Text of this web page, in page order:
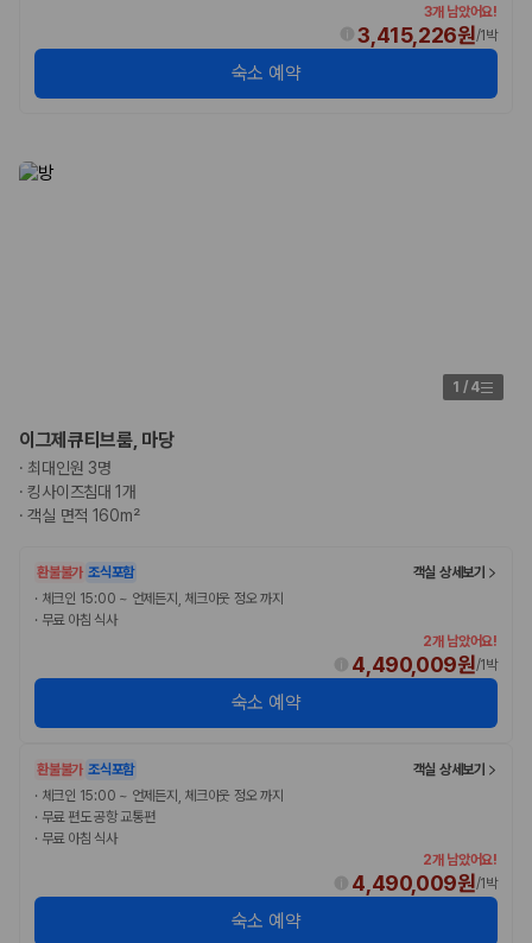
제주렌트카 가격비교 자주 묻는 질문
Q. 제주렌트카 가격비교는 카모아에서 어떻게 하나요?
Q. 제주공항 근처 렌트카도 비교할 수 있나요?
3개 남았어요!
3,415,226원/1박
숙소 예약
1 / 4
이그제큐티브룸, 마당
· 최대인원 3명
·킹사이즈침대 1개
·객실 면적 160m²
환불불가 조식포함
객실 상세보기
· 체크인 15:00 ~ 언제든지, 체크아웃 정오 까지
· 무료 아침 식사
2개 남았어요!
4,490,009원/1박
숙소 예약
환불불가 조식포함
객실 상세보기
· 체크인 15:00 ~ 언제든지, 체크아웃 정오 까지
· 무료 편도 공항 교통편
· 무료 아침 식사
2개 남았어요!
4,490,009원/1박
숙소 예약